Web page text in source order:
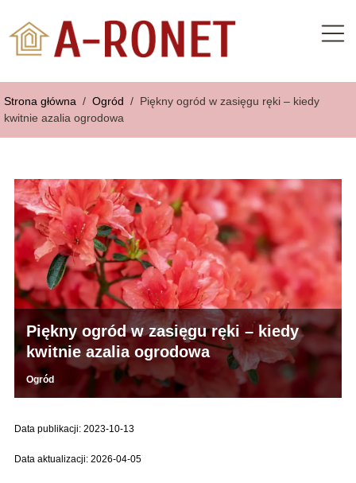
Strona główna / Ogród / Piękny ogród w zasięgu ręki – kiedy
kwitnie azalia ogrodowa
Piękny ogród w zasięgu ręki – kiedy
kwitnie azalia ogrodowa
Ogród
Data publikacji: 2023-10-13
Data aktualizacji: 2026-04-05